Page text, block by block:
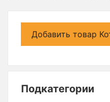
Добавить товар
Подкатегории